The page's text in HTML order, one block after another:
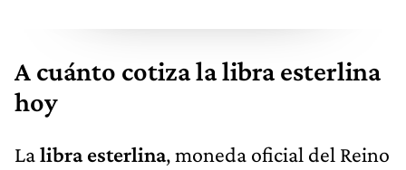
A cuánto cotiza la libra esterlina
hoy
Lalibra esterlina, moneda oficial del Reino